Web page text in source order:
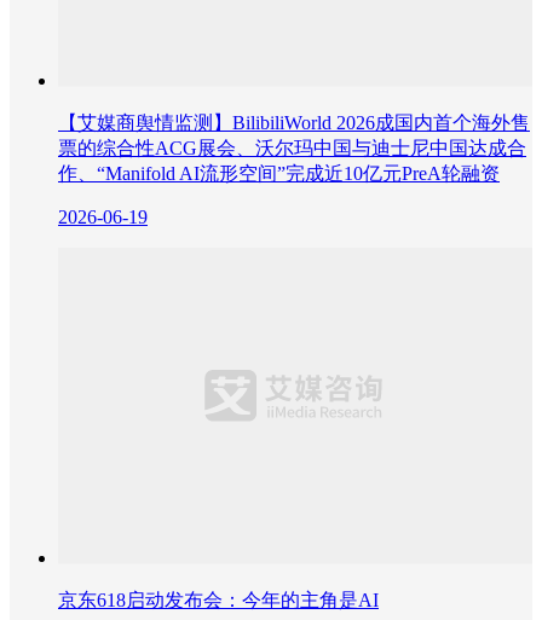
【艾媒商舆情监测】BilibiliWorld 2026成国内首个海外售
票的综合性ACG展会、沃尔玛中国与迪士尼中国达成合
作、“Manifold AI流形空间”完成近10亿元PreA轮融资
2026-06-19
京东618启动发布会：今年的主角是AI